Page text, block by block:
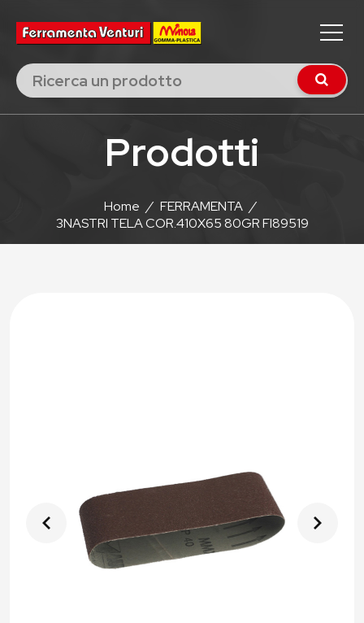
Prodotti
Home / FERRAMENTA /
3NASTRI TELA COR.410X65 80GR FI89519